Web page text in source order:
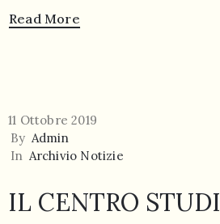
Read More
11 Ottobre 2019
By Admin
In Archivio Notizie
IL CENTRO STUDI